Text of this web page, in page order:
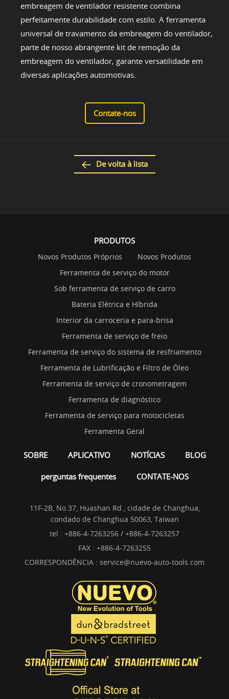
embreagem de ventilador resistente combina
perfeitamente durabilidade com estilo. A ferramenta
universal de travamento da embreagem do ventilador,
parte de nosso abrangente kit de remoção da
embreagem do ventilador, garante versatilidade em
diversas aplicações automotivas.
Contate-nos
De volta à lista
PRODUTOS
Novos Produtos Próprios
Novos Produtos
Ferramenta de serviço do motor
Sob ferramenta de serviço de carro
Bateria Elétrica e Híbrida
Interior da carroceria e para-brisa
Ferramenta de serviço de freio
Ferramenta de serviço do sistema de resfriamento
Ferramenta de Lubrificação e Filtro de Óleo
Ferramenta de serviço de cronometragem
Ferramenta de diagnóstico
Ferramenta de serviço para motocicletas
Ferramenta Geral
SOBRE APLICATIVO NOTÍCIAS BLOG
perguntas frequentes CONTATE-NOS
11F-2B, No.37, Huashan Rd., cidade de Changhua,
condado de Changhua 50063, Taiwan
tel : +886-4-7263256 / +886-4-7263257
FAX : +886-4-7263255
CORRESPONDÊNCIA : service@nuevo-auto-tools.com